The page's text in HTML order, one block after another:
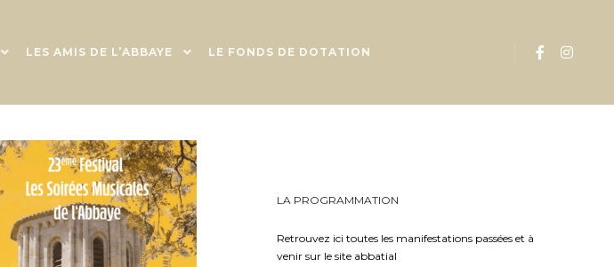
LES AMIS DE L’ABBAYE LE FONDS DE DOTATION
LA PROGRAMMATION
Retrouvez ici toutes les manifestations passées et à
venir sur le site abbatial